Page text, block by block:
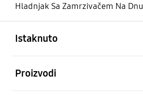
Hladnjak Sa Zamrzivačem Na Dnu
Istaknuto
Proizvodi